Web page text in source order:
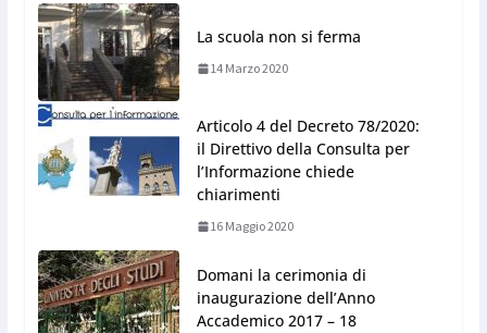
La scuola non si ferma
14 Marzo 2020
Articolo 4 del Decreto 78/2020:
il Direttivo della Consulta per
l’Informazione chiede
chiarimenti
16 Maggio 2020
Domani la cerimonia di
inaugurazione dell’Anno
Accademico 2017 – 18